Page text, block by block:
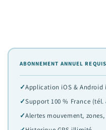
ABONNEMENT ANNUEL REQUIS
Application iOS & Android
Support 100 % France
Alertes mouvement,